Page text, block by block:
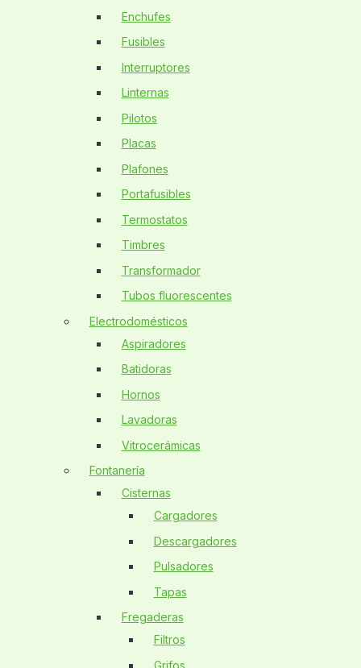
Enchufes
Fusibles
Interruptores
Linternas
Pilotos
Placas
Plafones
Portafusibles
Termostatos
Timbres
Transformador
Tubos fluorescentes
Electrodomésticos
Aspiradores
Batidoras
Hornos
Lavadoras
Vitrocerámicas
Fontanería
Cisternas
Cargadores
Descargadores
Pulsadores
Tapas
Fregaderas
Filtros
Grifos